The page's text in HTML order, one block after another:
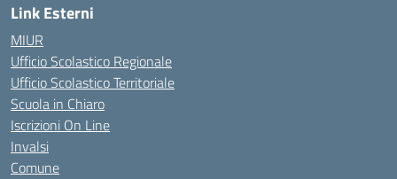
Link Esterni
MIUR
Ufficio Scolastico Regionale
Ufficio Scolastico Territoriale
Scuola in Chiaro
Iscrizioni On Line
Invalsi
Comune